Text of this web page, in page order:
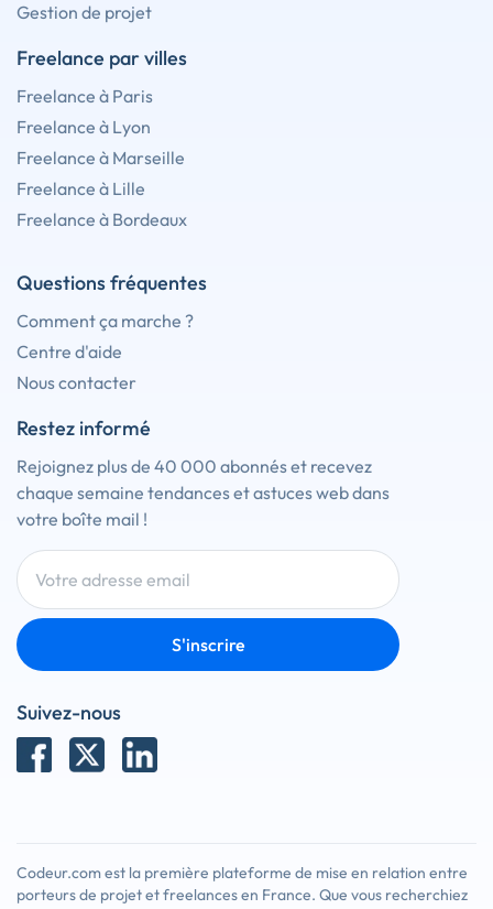
Gestion de projet
Freelance par villes
Freelance à Paris
Freelance à Lyon
Freelance à Marseille
Freelance à Lille
Freelance à Bordeaux
Questions fréquentes
Comment ça marche ?
Centre d'aide
Nous contacter
Restez informé
Rejoignez plus de 40 000 abonnés et recevez
chaque semaine tendances et astuces web dans
votre boîte mail !
S'inscrire
Suivez-nous
Codeur.com est la première plateforme de mise en relation entre
porteurs de projet et freelances en France. Que vous recherchiez